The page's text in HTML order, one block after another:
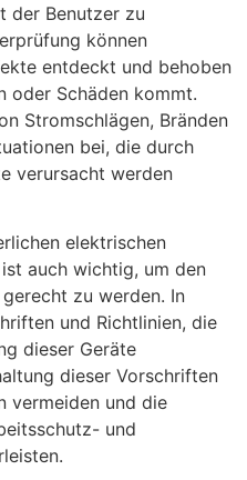
der Benutzer zu
können
entdeckt und behoben
oder Schäden kommt.
Stromschlägen, Bränden
bei, die durch
verursacht werden
elektrischen
auch wichtig, um den
zu werden. In
und Richtlinien, die
dieser Geräte
dieser Vorschriften
vermeiden und die
und